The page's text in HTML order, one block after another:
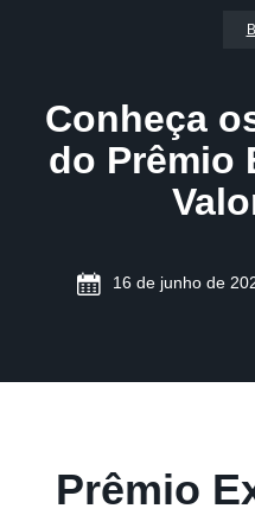
Conheça
do Prêmio
16 de junho de
Prêmio